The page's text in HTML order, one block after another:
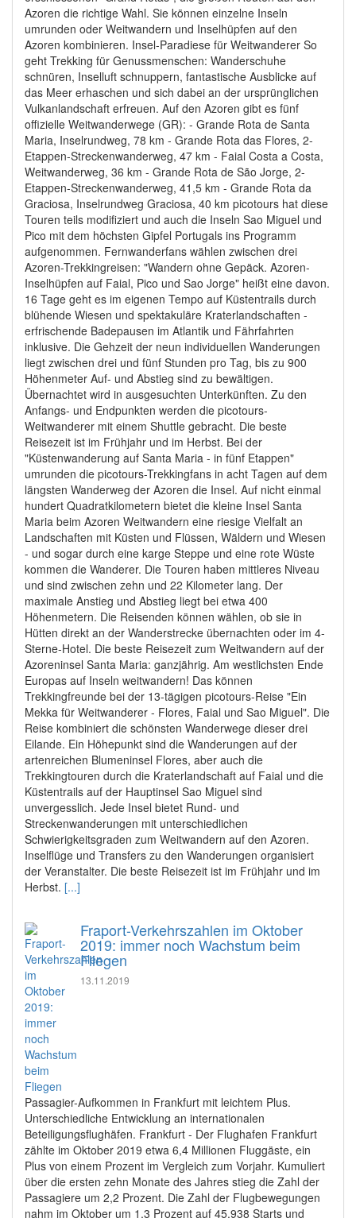
Azoren die richtige Wahl. Sie können einzelne Inseln
umrunden oder Weitwandern und Inselhüpfen auf den
Azoren kombinieren. Insel-Paradiese für Weitwanderer So
geht Trekking für Genussmenschen: Wanderschuhe
schnüren, Inselluft schnuppern, fantastische Ausblicke auf
das Meer erhaschen und sich dabei an der ursprünglichen
Vulkanlandschaft erfreuen. Auf den Azoren gibt es fünf
offizielle Weitwanderwege (GR): - Grande Rota de Santa
Maria, Inselrundweg, 78 km - Grande Rota das Flores, 2-
Etappen-Streckenwanderweg, 47 km - Faial Costa a Costa,
Weitwanderweg, 36 km - Grande Rota de São Jorge, 2-
Etappen-Streckenwanderweg, 41,5 km - Grande Rota da
Graciosa, Inselrundweg Graciosa, 40 km picotours hat diese
Touren teils modifiziert und auch die Inseln Sao Miguel und
Pico mit dem höchsten Gipfel Portugals ins Programm
aufgenommen. Fernwanderfans wählen zwischen drei
Azoren-Trekkingreisen: "Wandern ohne Gepäck. Azoren-
Inselhüpfen auf Faial, Pico und Sao Jorge" heißt eine davon.
16 Tage geht es im eigenen Tempo auf Küstentrails durch
blühende Wiesen und spektakuläre Kraterlandschaften -
erfrischende Badepausen im Atlantik und Fährfahrten
inklusive. Die Gehzeit der neun individuellen Wanderungen
liegt zwischen drei und fünf Stunden pro Tag, bis zu 900
Höhenmeter Auf- und Abstieg sind zu bewältigen.
Übernachtet wird in ausgesuchten Unterkünften. Zu den
Anfangs- und Endpunkten werden die picotours-
Weitwanderer mit einem Shuttle gebracht. Die beste
Reisezeit ist im Frühjahr und im Herbst. Bei der
"Küstenwanderung auf Santa Maria - in fünf Etappen"
umrunden die picotours-Trekkingfans in acht Tagen auf dem
längsten Wanderweg der Azoren die Insel. Auf nicht einmal
hundert Quadratkilometern bietet die kleine Insel Santa
Maria beim Azoren Weitwandern eine riesige Vielfalt an
Landschaften mit Küsten und Flüssen, Wäldern und Wiesen
- und sogar durch eine karge Steppe und eine rote Wüste
kommen die Wanderer. Die Touren haben mittleres Niveau
und sind zwischen zehn und 22 Kilometer lang. Der
maximale Anstieg und Abstieg liegt bei etwa 400
Höhenmetern. Die Reisenden können wählen, ob sie in
Hütten direkt an der Wanderstrecke übernachten oder im 4-
Sterne-Hotel. Die beste Reisezeit zum Weitwandern auf der
Azoreninsel Santa Maria: ganzjährig. Am westlichsten Ende
Europas auf Inseln weitwandern! Das können
Trekkingfreunde bei der 13-tägigen picotours-Reise "Ein
Mekka für Weitwanderer - Flores, Faial und Sao Miguel". Die
Reise kombiniert die schönsten Wanderwege dieser drei
Eilande. Ein Höhepunkt sind die Wanderungen auf der
artenreichen Blumeninsel Flores, aber auch die
Trekkingtouren durch die Kraterlandschaft auf Faial und die
Küstentrails auf der Hauptinsel Sao Miguel sind
unvergesslich. Jede Insel bietet Rund- und
Streckenwanderungen mit unterschiedlichen
Schwierigkeitsgraden zum Weitwandern auf den Azoren.
Inselflüge und Transfers zu den Wanderungen organisiert
der Veranstalter. Die beste Reisezeit ist im Frühjahr und im
Herbst. [...]
Fraport-Verkehrszahlen im Oktober
2019: immer noch Wachstum beim
Fliegen
13.11.2019
Passagier-Aufkommen in Frankfurt mit leichtem Plus.
Unterschiedliche Entwicklung an internationalen
Beteiligungsflughäfen. Frankfurt - Der Flughafen Frankfurt
zählte im Oktober 2019 etwa 6,4 Millionen Fluggäste, ein
Plus von einem Prozent im Vergleich zum Vorjahr. Kumuliert
über die ersten zehn Monate des Jahres stieg die Zahl der
Passagiere um 2,2 Prozent. Die Zahl der Flugbewegungen
nahm im Oktober um 1,3 Prozent auf 45.938 Starts und